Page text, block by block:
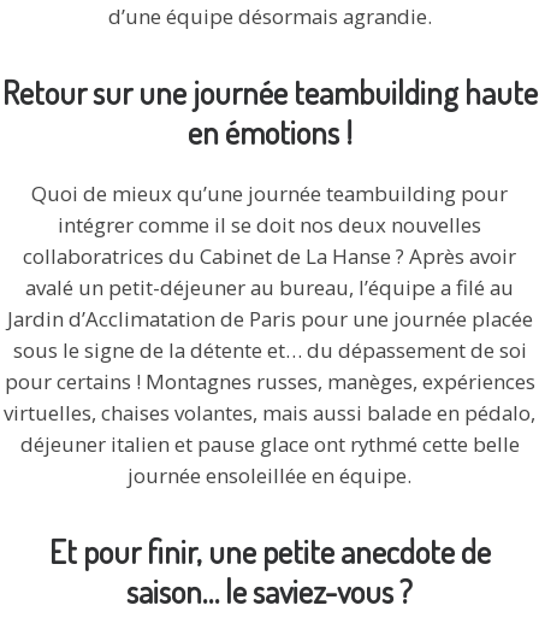
d’une équipe désormais agrandie.
Retour sur une journée teambuilding haute
en émotions !
Quoi de mieux qu’une journée teambuilding pour
intégrer comme il se doit nos deux nouvelles
collaboratrices du Cabinet de La Hanse ? Après avoir
avalé un petit-déjeuner au bureau, l’équipe a filé au
Jardin d’Acclimatation de Paris pour une journée placée
sous le signe de la détente et… du dépassement de soi
pour certains ! Montagnes russes, manèges, expériences
virtuelles, chaises volantes, mais aussi balade en pédalo,
déjeuner italien et pause glace ont rythmé cette belle
journée ensoleillée en équipe.
Et pour finir, une petite anecdote de
saison… le saviez-vous ?